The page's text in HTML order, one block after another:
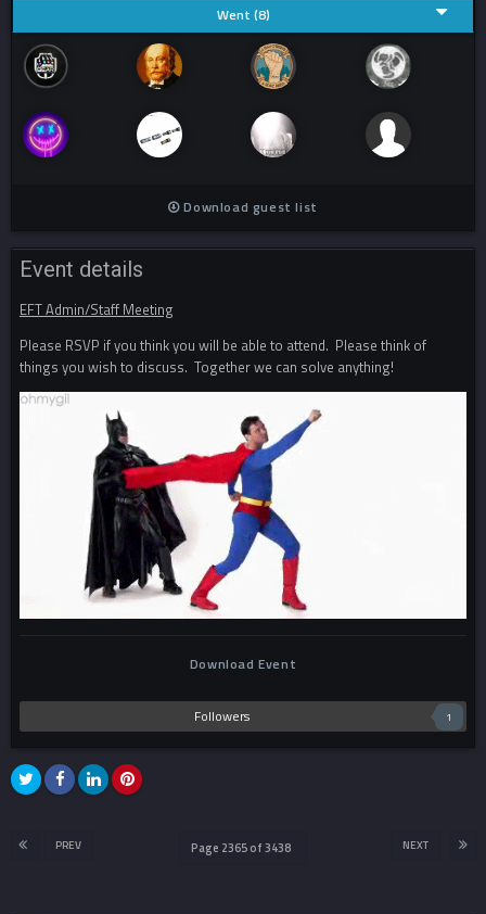
Went (8)
Download guest list
Event details
EFT Admin/Staff Meeting
Please RSVP if you think you will be able to attend. Please think of
things you wish to discuss. Together we can solve anything!
Download Event
Followers 1
PREV NEXT
Page 2365 of 3438